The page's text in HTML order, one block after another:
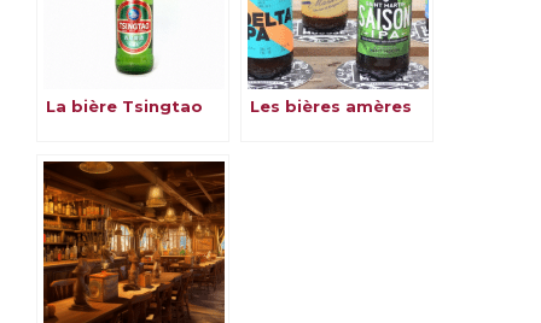
La bière Tsingtao Les bières amères